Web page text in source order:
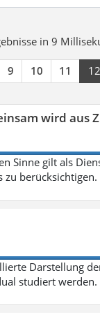
in 9
9 10 11 12
wird aus
Sinne gilt als
berücksichtigen.
Darstellung
studiert